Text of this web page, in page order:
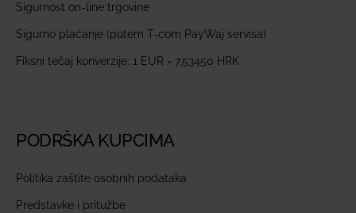
Sigurnost on-line trgovine
Sigurno plaćanje (putem T-com PayWaj servisa)
Fiksni tečaj konverzije: 1 EUR = 7,53450 HRK
PODRŠKA KUPCIMA
Politika zaštite osobnih podataka
Predstavke i pritužbe